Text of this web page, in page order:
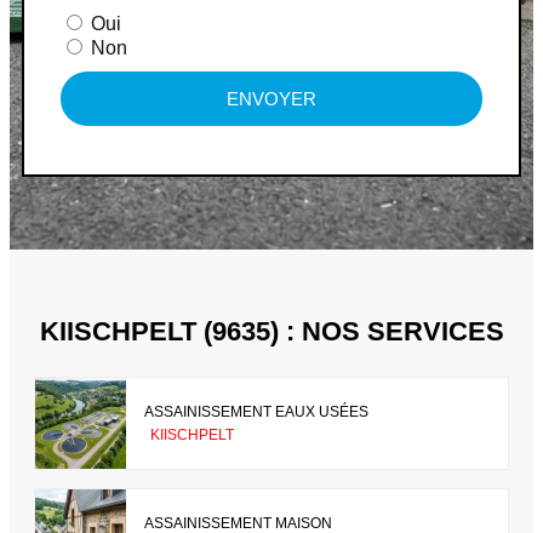
Oui
Non
ENVOYER
KIISCHPELT (9635) : NOS SERVICES
ASSAINISSEMENT EAUX USÉES
KIISCHPELT
ASSAINISSEMENT MAISON